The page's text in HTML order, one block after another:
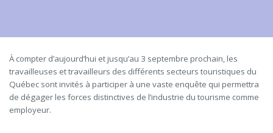
À compter d’aujourd’hui et jusqu’au 3 septembre prochain, les
travailleuses et travailleurs des différents secteurs touristiques du
Québec sont invités à participer à une vaste enquête qui permettra
de dégager les forces distinctives de l’industrie du tourisme comme
employeur.